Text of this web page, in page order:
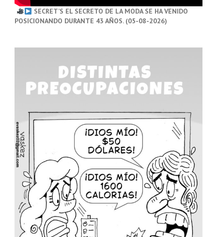
SECRET’S EL SECRETO DE LA MODA SE HA VENIDO
POSICIONANDO DURANTE 43 AÑOS. (05-08-2026)